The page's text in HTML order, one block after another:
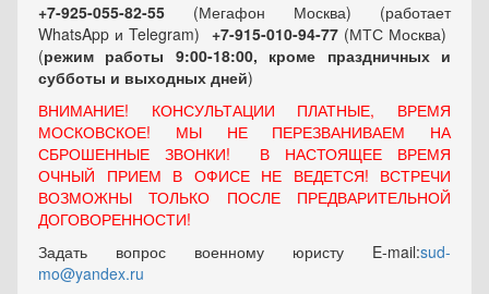
+7-925-055-82-55 (Мегафон Москва) (работает
WhatsApp и Telegram) +7-915-010-94-77 (МТС Москва)
(режим работы 9:00-18:00, кроме праздничных и
субботы и выходных дней)
ВНИМАНИЕ! КОНСУЛЬТАЦИИ ПЛАТНЫЕ, ВРЕМЯ
МОСКОВСКОЕ! МЫ НЕ ПЕРЕЗВАНИВАЕМ НА
СБРОШЕННЫЕ ЗВОНКИ! В НАСТОЯЩЕЕ ВРЕМЯ
ОЧНЫЙ ПРИЕМ В ОФИСЕ НЕ ВЕДЕТСЯ! ВСТРЕЧИ
ВОЗМОЖНЫ ТОЛЬКО ПОСЛЕ ПРЕДВАРИТЕЛЬНОЙ
ДОГОВОРЕННОСТИ!
Задать вопрос военному юристу E-mail:sud-
mo@yandex.ru